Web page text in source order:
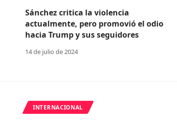
Sánchez critica la violencia
actualmente, pero promovió el odio
hacia Trump y sus seguidores
14 de julio de 2024
INTERNACIONAL